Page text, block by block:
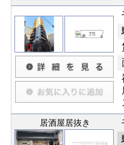
居酒屋居抜き